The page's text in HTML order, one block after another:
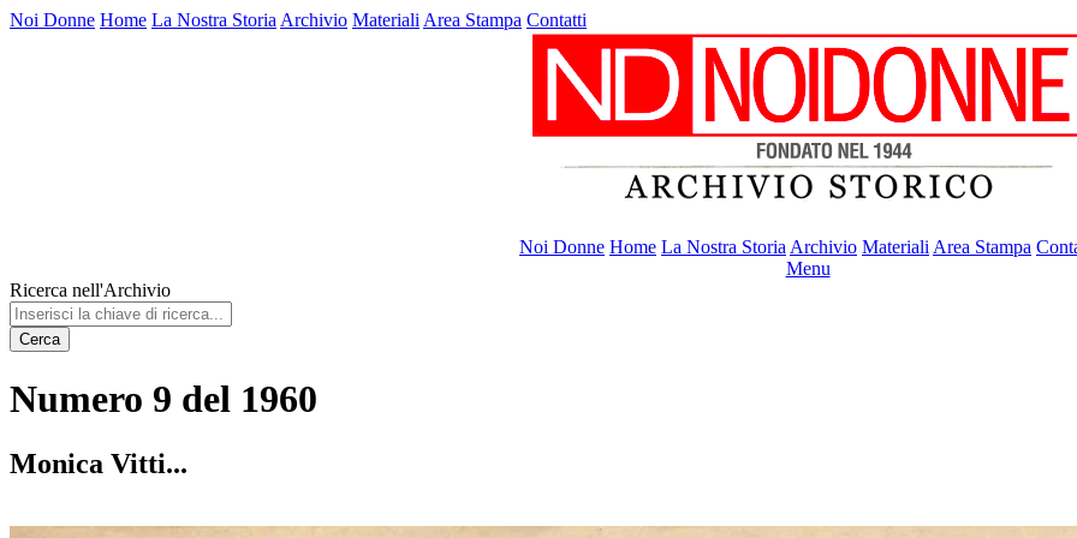
Noi Donne Home La Nostra Storia Archivio Materiali Area Stampa Contatti
Noi Donne Home La Nostra Storia Archivio Materiali Area Stampa
Menu
Ricerca nell'Archivio
Cerca
Numero 9 del 1960
Monica Vitti...